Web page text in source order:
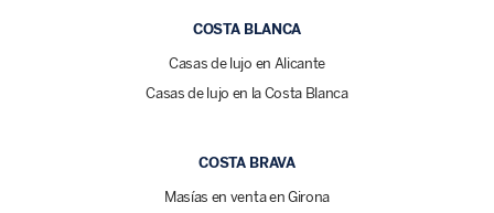
COSTA BLANCA
Casas de lujo en Alicante
Casas de lujo en la Costa Blanca
COSTA BRAVA
Masías en venta en Girona